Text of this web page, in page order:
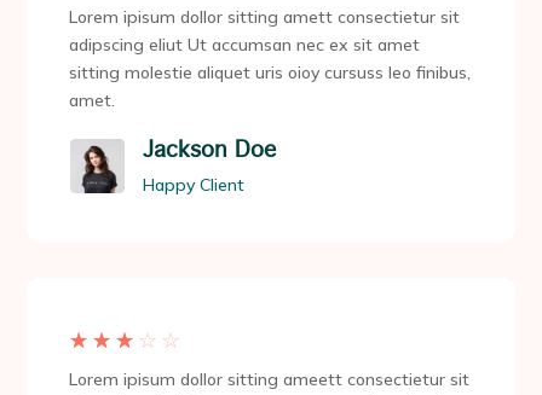
Lorem ipisum dollor sitting amett consectietur sit
adipscing eliut Ut accumsan nec ex sit amet
sitting molestie aliquet uris oioy cursuss leo finibus,
amet.
Jackson Doe
Happy Client
☆ ☆ ☆ ☆ ☆
Lorem ipisum dollor sitting ameett consectietur sit